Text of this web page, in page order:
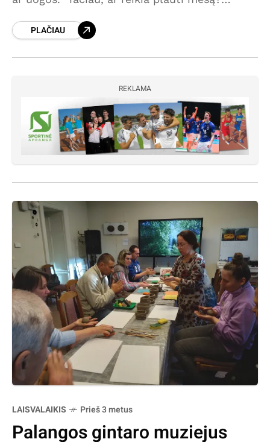
klausimą galime
PLAČIAU
REKLAMA
LAISVALAIKIS Prieš 3 metus
Palangos gintaro muziejus